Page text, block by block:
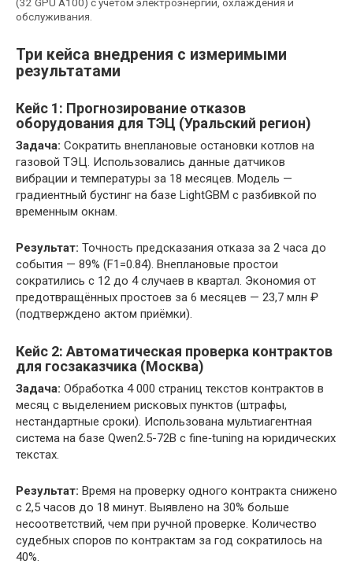
обслуживания.
Три кейса внедрения с измеримыми
результатами
Кейс 1: Прогнозирование отказов
оборудования для ТЭЦ (Уральский регион)
Задача: Сократить внеплановые остановки котлов на
газовой ТЭЦ. Использовались данные датчиков
вибрации и температуры за 18 месяцев. Модель —
градиентный бустинг на базе LightGBM с разбивкой по
временным окнам.
Результат: Точность предсказания отказа за 2 часа до
события — 89% (F1=0.84). Внеплановые простои
сократились с 12 до 4 случаев в квартал. Экономия от
предотвращённых простоев за 6 месяцев — 23,7 млн ₽
(подтверждено актом приёмки).
Кейс 2: Автоматическая проверка контрактов
для госзаказчика (Москва)
Задача: Обработка 4 000 страниц текстов контрактов в
месяц с выделением рисковых пунктов (штрафы,
нестандартные сроки). Использована мультиагентная
система на базе Qwen2.5-72B с fine‑tuning на юридических
текстах.
Результат: Время на проверку одного контракта снижено
с 2,5 часов до 18 минут. Выявлено на 30% больше
несоответствий, чем при ручной проверке. Количество
судебных споров по контрактам за год сократилось на
40%.